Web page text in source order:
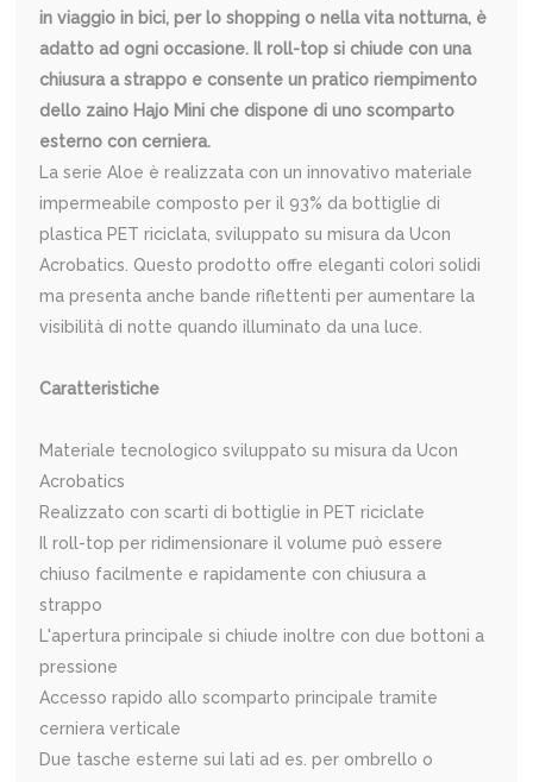
in viaggio in bici, per lo shopping o nella vita notturna, è
adatto ad ogni occasione. Il roll-top si chiude con una
chiusura a strappo e consente un pratico riempimento
dello zaino Hajo Mini che dispone di uno scomparto
esterno con cerniera.
La serie Aloe è realizzata con un innovativo materiale
impermeabile composto per il 93% da bottiglie di
plastica PET riciclata, sviluppato su misura da Ucon
Acrobatics. Questo prodotto offre eleganti colori solidi
ma presenta anche bande riflettenti per aumentare la
visibilità di notte quando illuminato da una luce.
Caratteristiche
Materiale tecnologico sviluppato su misura da Ucon
Acrobatics
Realizzato con scarti di bottiglie in PET riciclate
Il roll-top per ridimensionare il volume può essere
chiuso facilmente e rapidamente con chiusura a
strappo
L'apertura principale si chiude inoltre con due bottoni a
pressione
Accesso rapido allo scomparto principale tramite
cerniera verticale
Due tasche esterne sui lati ad es. per ombrello o